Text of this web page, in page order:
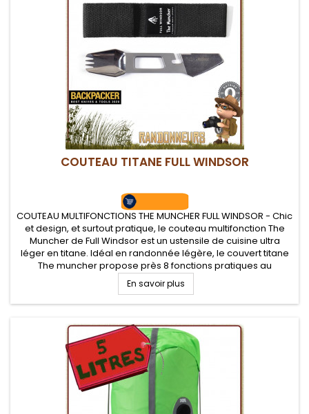
COUTEAU TITANE FULL WINDSOR
COUTEAU MULTIFONCTIONS THE MUNCHER FULL WINDSOR - Chic
et design, et surtout pratique, le couteau multifonction The
Muncher de Full Windsor est un ustensile de cuisine ultra
léger en titane. Idéal en randonnée légère, le couvert titane
The muncher propose près 8 fonctions pratiques au
camping et bivouac léger
En savoir plus